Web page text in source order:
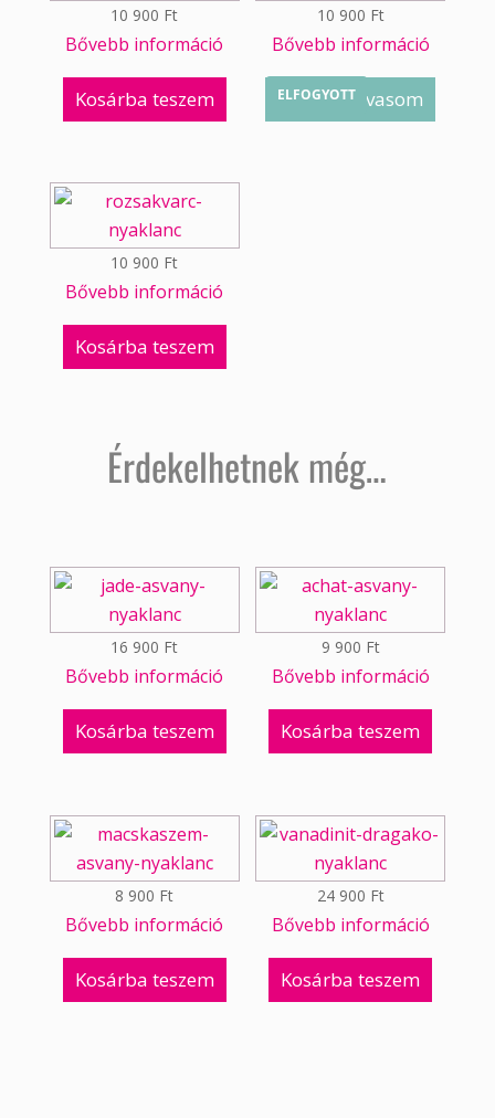
10 900 Ft
Bővebb információ
Kosárba teszem ELFOGYOTT
10 900 Ft
Bővebb információ
Tovább olvasom
10 900 Ft
Bővebb információ
Kosárba teszem
Érdekelhetnek még…
16 900 Ft
Bővebb információ
Kosárba teszem
9 900 Ft
Bővebb információ
Kosárba teszem
8 900 Ft
Bővebb információ
Kosárba teszem
24 900 Ft
Bővebb információ
Kosárba teszem